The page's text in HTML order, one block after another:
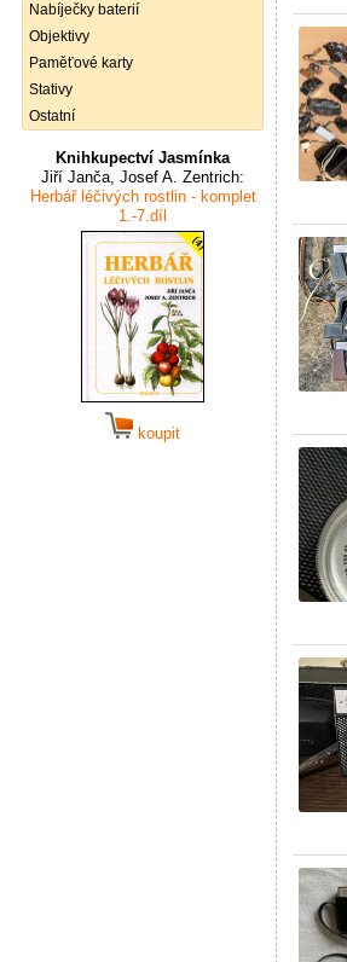
Nabíječky baterií
Objektivy
Paměťové karty
Stativy
Ostatní
Knihkupectví Jasmínka
Jiří Janča, Josef A. Zentrich:
Herbář léčivých rostlin - komplet
1.-7.díl
koupit